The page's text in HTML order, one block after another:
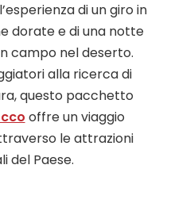
di un giro in
dorate e di una notte
campo nel deserto.
alla ricerca di
questo pacchetto
offre un viaggio
le attrazioni
del Paese.